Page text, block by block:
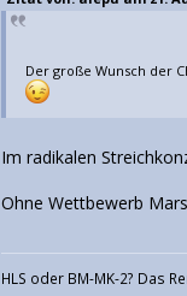
Der große Wunsch der
Im radikalen
Ohne Wettbewerb
HLS oder BM-MK-2? Das